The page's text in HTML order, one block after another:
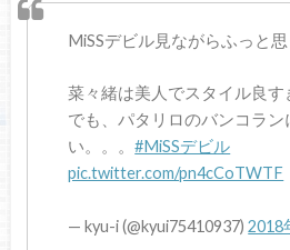
MiSSデビル見ながらふっと思
菜々緒は美人でスタイル良す
でも、パタリロのバンコラン
い。。。#MiSSデビル
pic.twitter.com/pn4cCoTWTF
— kyu-i (@kyui75410937)2018